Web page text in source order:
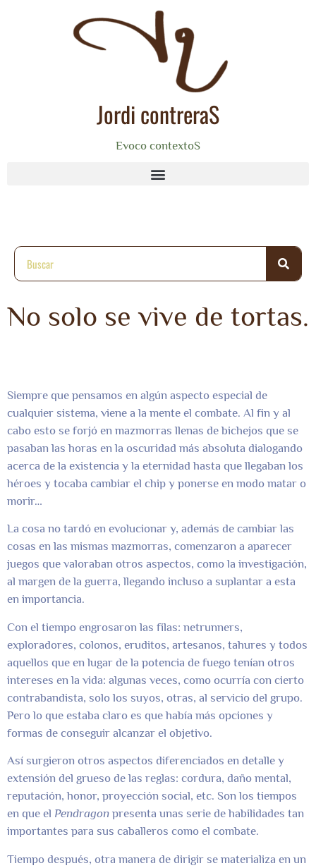
Jordi contreraS
Evoco contextoS
No solo se vive de tortas.
Siempre que pensamos en algún aspecto especial de
cualquier sistema, viene a la mente el combate. Al fin y al
cabo esto se forjó en mazmorras llenas de bichejos que se
pasaban las horas en la oscuridad más absoluta dialogando
acerca de la existencia y la eternidad hasta que llegaban los
héroes y tocaba cambiar el chip y ponerse en modo matar o
morir…
La cosa no tardó en evolucionar y, además de cambiar las
cosas en las mismas mazmorras, comenzaron a aparecer
juegos que valoraban otros aspectos, como la investigación,
al margen de la guerra, llegando incluso a suplantar a esta
en importancia.
Con el tiempo engrosaron las filas: netrunners,
exploradores, colonos, eruditos, artesanos, tahures y todos
aquellos que en lugar de la potencia de fuego tenían otros
intereses en la vida: algunas veces, como ocurría con cierto
contrabandista, solo los suyos, otras, al servicio del grupo.
Pero lo que estaba claro es que había más opciones y
formas de conseguir alcanzar el objetivo.
Así surgieron otros aspectos diferenciados en detalle y
extensión del grueso de las reglas: cordura, daño mental,
reputación, honor, proyección social, etc. Son los tiempos
en que el Pendragon presenta unas serie de habilidades tan
importantes para sus caballeros como el combate.
Tiempo después, otra manera de dirigir se materializa en un